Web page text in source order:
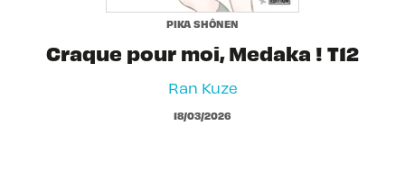
PIKA SHÔNEN
Craque pour moi, Medaka ! T12
Ran Kuze
18/03/2026